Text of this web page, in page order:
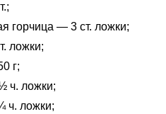
горчица — 3 ст. ложки;
ложки;
г;
ч. ложки;
ч. ложки;